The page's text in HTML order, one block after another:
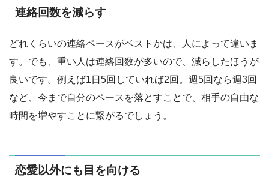
連絡回数を減らす
どれくらいの連絡ペースがベストかは、人によって違いま
す。でも、重い人は連絡回数が多いので、減らしたほうが
良いです。例えば1日5回していれば2回。週5回なら週3回
など、今まで自分のペースを落とすことで、相手の自由な
時間を増やすことに繋がるでしょう。
恋愛以外にも目を向ける